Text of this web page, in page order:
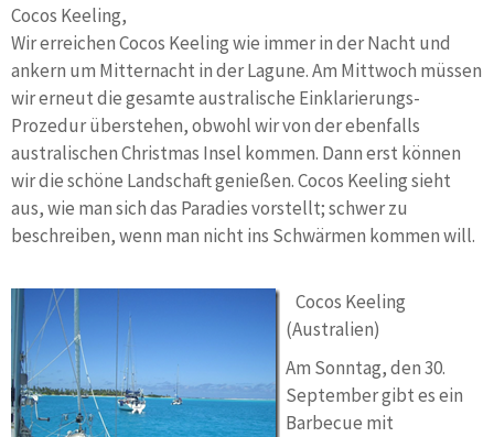
Cocos Keeling,
Wir erreichen Cocos Keeling wie immer in der Nacht und
ankern um Mitternacht in der Lagune. Am Mittwoch müssen
wir erneut die gesamte australische Einklarierungs-
Prozedur überstehen, obwohl wir von der ebenfalls
australischen Christmas Insel kommen. Dann erst können
wir die schöne Landschaft genießen. Cocos Keeling sieht
aus, wie man sich das Paradies vorstellt; schwer zu
beschreiben, wenn man nicht ins Schwärmen kommen will.
Cocos Keeling
(Australien)
Am Sonntag, den 30.
September gibt es ein
Barbecue mit